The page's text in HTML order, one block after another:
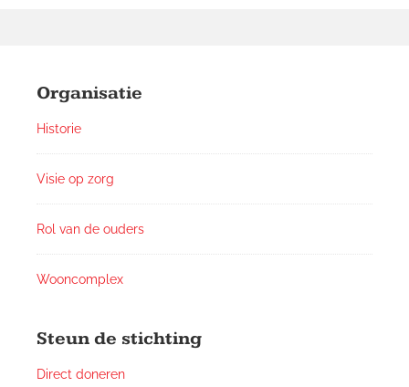
Widgets
Organisatie
Historie
Visie op zorg
Rol van de ouders
Wooncomplex
Steun de stichting
Direct doneren